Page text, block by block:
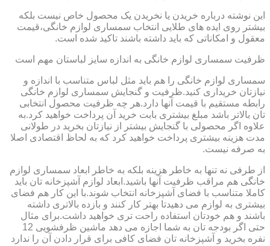
این نوشته درباره خریدن یا نخریدن یک محصول خاص نیست بلکه
بیشتر روی ایده های طلایی انتخاب سمساری لوازم خانگی،قیمت
معقول و امکاناتی که باید داشته باشند تاکید شده است.
ظرفیت سمساری لوازم خانگی به اندازه سایز لباستان مهم است
سمساری لوازم خانگی را هم باید مثل لباس متناسب با اندازه و
نیازتان خریداری کنید.ظرفیت و گنجایش سمساری لوازم خانگی
رابطه مستقیم با قیمت آنها دارد.هر چه ظرفیت محصول انتخابی
تان بالاتر باشد مبلغ بیشتری بابت خرید آن پرداخت خواهید کرد.به
علاوه اگر محصولی با گنجایش بیشتر از نیازتان بخرید در طولانی
مدت هزینه بیشتری پرداخت خواهید کرد که به لحاظ اقتصادی اصلا
به صرفه نیست.
از طرفی نه تنها به خاطر هزینه بلکه به خاطر ابعاد سمساری لوازم
خانگی هم مراقب ظرفیت آنها باشید.ابعاد لوازم آشپزخانه تان باید
کاملا متناسب با فضای آشپزخانه انتخاب شوند.با این کار هم فضای
بیشتری به لوازم می دهیدتا بهتر کار کنند و بازده بالاتری داشته
باشند و هم خودتان استفاده راحت تری خواهید داشت.برای مثال
حتی اگر بودجه تان به شما اجازه می دهد ماشین ظرفشویی 12
نفره بخرید و آشپزخانه تان فضای کافی برای قرار دادن آن را ندارد